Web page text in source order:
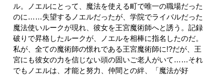
ル。ノエルにとって、魔法を使える町で唯一の職場だった
のに……失望するノエルだったが、学院でライバルだった
魔法使いルークが現れ、彼女を王宮魔術師へと誘う。記録
破りで昇格したルークが、ノエルを相棒に指名したのだ。
私が、全ての魔術師の憬れである王宮魔術師に!?だが、王
宮にも彼女の力を信じない頭の固いご老人がいて……それ
でもノエルは、才能と努力、仲間との絆、「魔法が好